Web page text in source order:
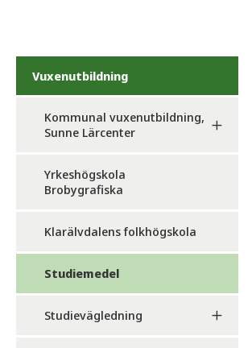
Vuxenutbildning
Kommunal vuxenutbildning,
Sunne Lärcenter
Yrkeshögskola
Brobygrafiska
Klarälvdalens folkhögskola
Studiemedel
Studievägledning